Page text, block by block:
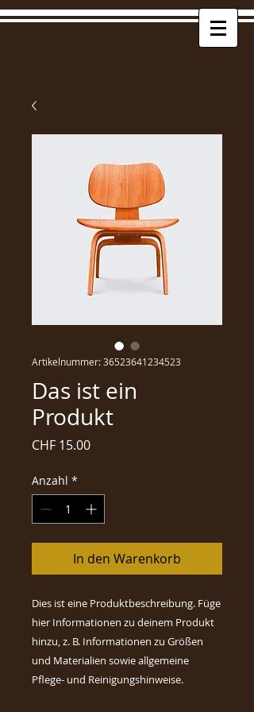
Artikelnummer: 36523641234523
Das ist ein
Produkt
CHF 15.00Preis
Anzahl *
In den Warenkorb
Dies ist eine Produktbeschreibung. Füge
hier Informationen zu deinem Produkt
hinzu, z. B. Informationen zu Größen
und Materialien sowie allgemeine
Pflege- und Reinigungshinweise.